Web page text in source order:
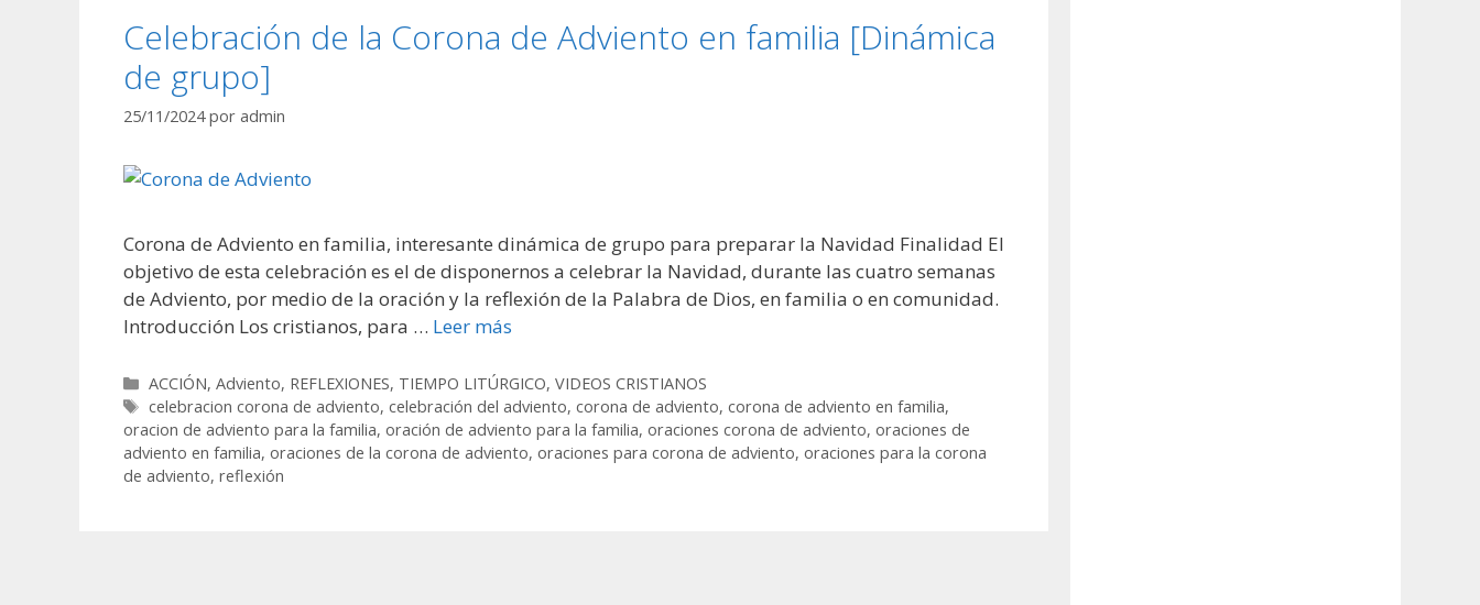
Celebración de la Corona de Adviento en familia [Dinámica
de grupo]
25/11/2024 por admin
Corona de Adviento en familia, interesante dinámica de grupo para preparar la Navidad Finalidad El
objetivo de esta celebración es el de disponernos a celebrar la Navidad, durante las cuatro semanas
de Adviento, por medio de la oración y la reflexión de la Palabra de Dios, en familia o en comunidad.
Introducción Los cristianos, para … Leer más
Categorías
ACCIÓN,Adviento, REFLEXIONES, TIEMPO LITÚRGICO,VIDEOS CRISTIANOS
Etiquetas
celebracion corona de adviento,celebración del adviento,corona de adviento,corona de adviento en familia,
oracion de adviento para la familia, oración de adviento para la familia, oraciones corona de adviento, oraciones de
adviento en familia, oraciones de la corona de adviento, oraciones para corona de adviento, oraciones para la corona
de adviento, reflexión